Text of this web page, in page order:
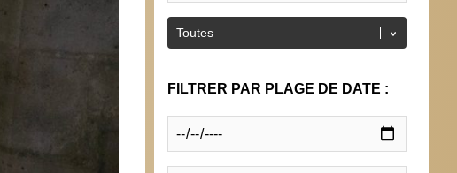
FILTRER PAR PLAGE DE DATE :